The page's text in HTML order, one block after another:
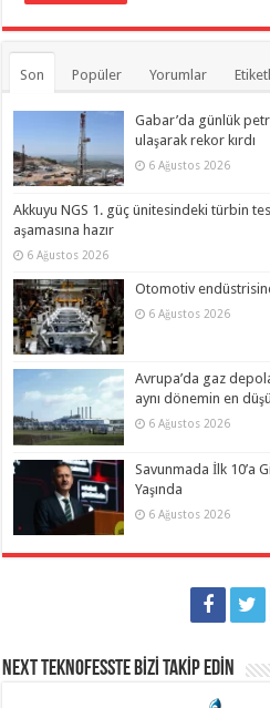
Son Popüler Yorumlar
Gabar’da günlük
ulaşarak rekor kırdı
6 Ağustos 2026
Akkuyu NGS 1. güç ünitesindeki türbin
aşamasına hazır
6 Ağustos 2026
Otomotiv
6 Ağustos 2026
Avrupa’da gaz
aynı dönemin en
6 Ağustos 2026
Savunmada İlk 10’a
Yaşında
6 Ağustos 2026
NEXT TEKNOFESSTE BİZİ TAKİP EDİN